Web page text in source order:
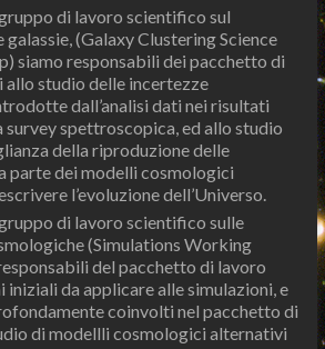
di lavoro scientifico sul
(Galaxy Clustering Science
siamo responsabili dei pacchetto di
allo studio delle incertezze
dall’analisi dati nei risultati
spettroscopica, ed allo studio
della riproduzione delle
parte dei modelli cosmologici
l’evoluzione dell’Universo.
di lavoro scientifico sulle
(Simulations Working
del pacchetto di lavoro
iniziali da applicare alle simulazioni, e
coinvolti nel pacchetto di
di modellli cosmologici alternativi